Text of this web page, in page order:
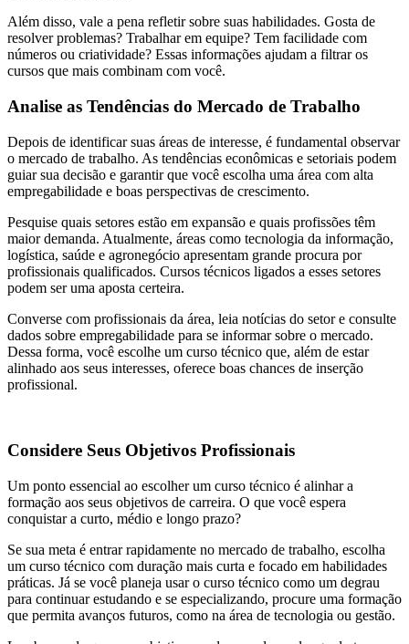
Além disso, vale a pena refletir sobre suas habilidades. Gosta de
resolver problemas? Trabalhar em equipe? Tem facilidade com
números ou criatividade? Essas informações ajudam a filtrar os
cursos que mais combinam com você.
Analise as Tendências do Mercado de Trabalho
Depois de identificar suas áreas de interesse, é fundamental observar
o mercado de trabalho. As tendências econômicas e setoriais podem
guiar sua decisão e garantir que você escolha uma área com alta
empregabilidade e boas perspectivas de crescimento.
Pesquise quais setores estão em expansão e quais profissões têm
maior demanda. Atualmente, áreas como tecnologia da informação,
logística, saúde e agronegócio apresentam grande procura por
profissionais qualificados. Cursos técnicos ligados a esses setores
podem ser uma aposta certeira.
Converse com profissionais da área, leia notícias do setor e consulte
dados sobre empregabilidade para se informar sobre o mercado.
Dessa forma, você escolhe um curso técnico que, além de estar
alinhado aos seus interesses, oferece boas chances de inserção
profissional.
Considere Seus Objetivos Profissionais
Um ponto essencial ao escolher um curso técnico é alinhar a
formação aos seus objetivos de carreira. O que você espera
conquistar a curto, médio e longo prazo?
Se sua meta é entrar rapidamente no mercado de trabalho, escolha
um curso técnico com duração mais curta e focado em habilidades
práticas. Já se você planeja usar o curso técnico como um degrau
para continuar estudando e se especializando, procure uma formação
que permita avanços futuros, como na área de tecnologia ou gestão.